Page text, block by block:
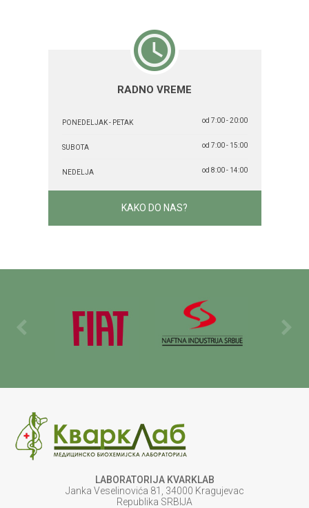
RADNO VREME
PONEDELJAK - PETAK od 7:00 - 20:00
SUBOTA od 7:00 - 15:00
NEDELJA od 8:00 - 14:00
KAKO DO NAS?
LABORATORIJA KVARKLAB
Janka Veselinovića 81, 34000 Kragujevac
Republika SRBIJA